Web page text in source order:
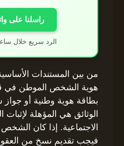
راسلنا على
الرد سريع خلال
من بين المستندات
هوية الشخص الموطن في
بطاقة هوية وطنية أو
الوثائق هي المؤهلة لإثبات
الاجتماعية. إذا كان
فيجب تقديم نسخ من العقود